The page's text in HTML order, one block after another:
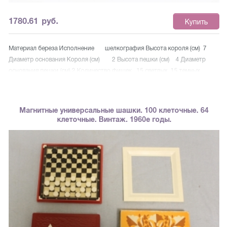
1780.61 руб. Купить
Материал береза Исполнение шелкография Высота короля (см) 7
Диаметр основания Короля (см) 2 Высота пешки (см) 4 Диаметр
основания пешки (см) 2 Количество фишек 15 светлых, 15 темных
Магнитные универсальные шашки. 100 клеточные. 64
клеточные. Винтаж. 1960е годы.